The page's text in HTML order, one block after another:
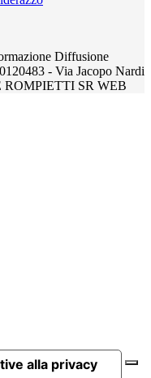
Diffusione
- Via Jacopo Nardi
ROMPIETTI SR WEB
alla privacy